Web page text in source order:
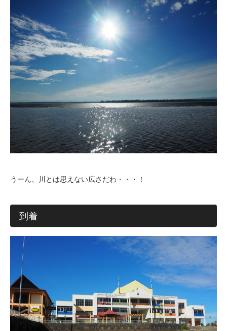
うーん、川とは思えない広さだわ・・・！
到着